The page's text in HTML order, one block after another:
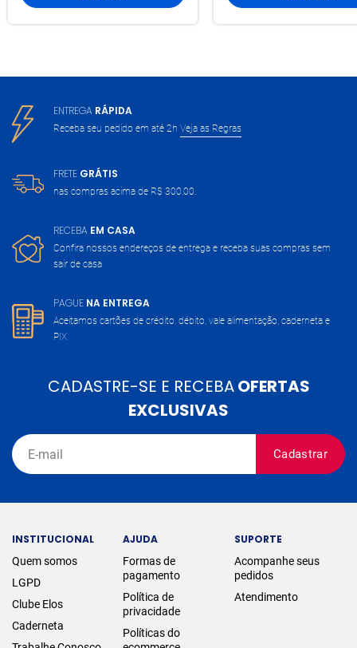
ENTREGA RÁPIDA
Receba seu pedido em até 2h Veja as Regras
FRETE GRÁTIS
nas compras acima de R$ 300,00.
RECEBA EM CASA
Confira nossos endereços de entrega e receba suas compras sem
sair de casa
PAGUE NA ENTREGA
Aceitamos cartões de crédito, débito, vale alimentação, caderneta e
PIX
CADASTRE-SE E RECEBAOFERTAS
EXCLUSIVAS
Cadastrar
INSTITUCIONAL
Quem somos
LGPD
Clube Elos
Caderneta
AJUDA
Formas de
pagamento
Política de
privacidade
Políticas do
SUPORTE
Acompanhe seus
pedidos
Atendimento